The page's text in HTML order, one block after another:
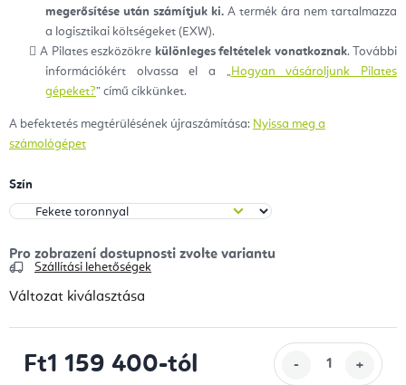
megerősítése után számítjuk ki. A termék ára nem tartalmazza
a logisztikai költségeket (EXW).
A Pilates eszközökre különleges feltételek vonatkoznak. További
információkért olvassa el a „Hogyan vásároljunk Pilates
gépeket?” című cikkünket.
A befektetés megtérülésének újraszámítása: Nyissa meg a
számológépet
Szín
Szállítási lehetőségek
Változat kiválasztása
Ft1 159 400-tól